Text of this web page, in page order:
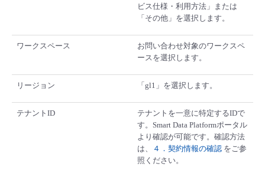
ビス仕様・利用方法」または
「その他」を選択します。
ワークスペース
お問い合わせ対象のワークスペ
ースを選択します。
リージョン 「gl1」を選択します。
テナントID
テナントを一意に特定するIDで
す。Smart Data Platformポータル
より確認が可能です。確認方法
は、
４．契約情報の確認 をご参
照ください。